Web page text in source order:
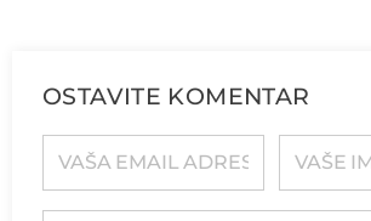
OSTAVITE KOMENTAR
VAŠA EMAIL ADRESA VAŠE IME
VAŠ KOMENTAR